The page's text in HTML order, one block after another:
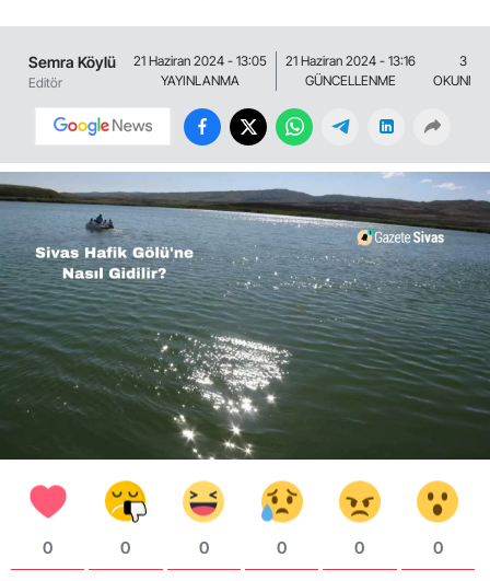
Semra Köylü
Editör
21 Haziran 2024 - 13:05
YAYINLANMA
21 Haziran 2024 - 13:16
GÜNCELLENME
3
OKUNMA
0 0 0 0 0 0